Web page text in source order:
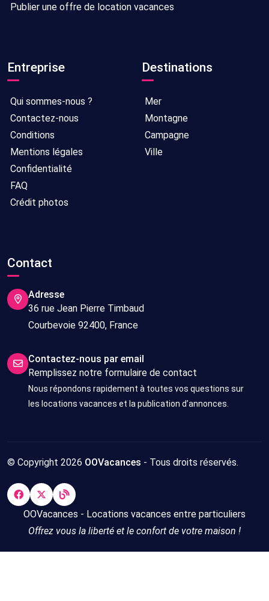
Publier une offre de location vacances
Entreprise
Qui sommes-nous ?
Contactez-nous
Conditions
Mentions légales
Confidentialité
FAQ
Crédit photos
Destinations
Mer
Montagne
Campagne
Ville
Contact
Adresse
36 rue Jean Pierre Timbaud
Courbevoie 92400, France
Contactez-nous par email
Remplissez notre formulaire de contact
Nous répondons rapidement à toutes vos questions sur
les locations vacances et la publication d’annonces.
© Copyright 2026 OOVacances - Tous droits réservés.
OOVacances - Locations vacances entre particuliers
Offrez vous la liberté et le confort de votre maison !